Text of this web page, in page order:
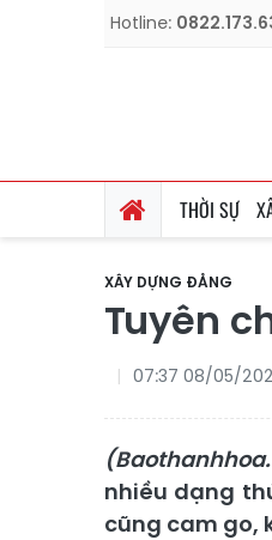
Hotline:
THỜI SỰ
XÂY DỰNG ĐẢNG
Tuyên
07:37 08/05/
nhiều dạng
cũng cam go,